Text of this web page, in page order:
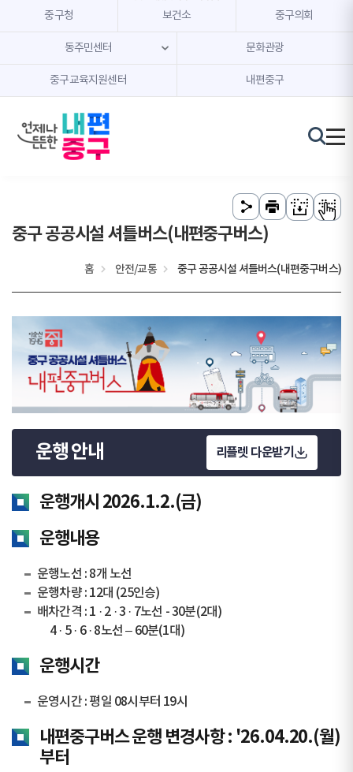
본문 내용 바로가기
주메뉴 바로가기
중구청 보건소 중구의회
동주민센터 문화관광
중구교육지원센터 내편중구
중구 공공시설 셔틀버스(내편중구버스)
홈 안전/교통 중구 공공시설 셔틀버스(내편중구버스)
운행 안내 리플렛 다운받기
운행개시 2026.1.2.(금)
운행내용
운행노선 : 8개 노선
운행차량 : 12대 (25인승)
배차간격 : 1 · 2 · 3 · 7노선 - 30분(2대)
4 · 5 · 6 · 8노선 – 60분(1대)
운행시간
운영시간 : 평일 08시부터 19시
내편중구버스 운행 변경사항 : '26.04.20.(월)
부터